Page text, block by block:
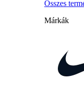
Összes
Márkák